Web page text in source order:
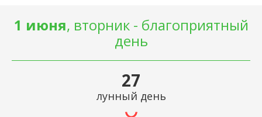
1 июня, вторник - благоприятный
день
27
лунный день